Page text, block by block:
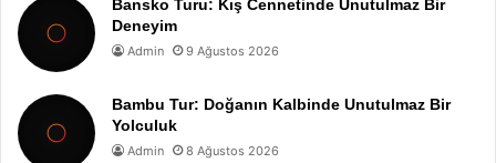
Bansko Turu: Kış Cennetinde Unutulmaz Bir
Deneyim
Admin 9 Ağustos 2026
Bambu Tur: Doğanın Kalbinde Unutulmaz Bir
Yolculuk
Admin 8 Ağustos 2026